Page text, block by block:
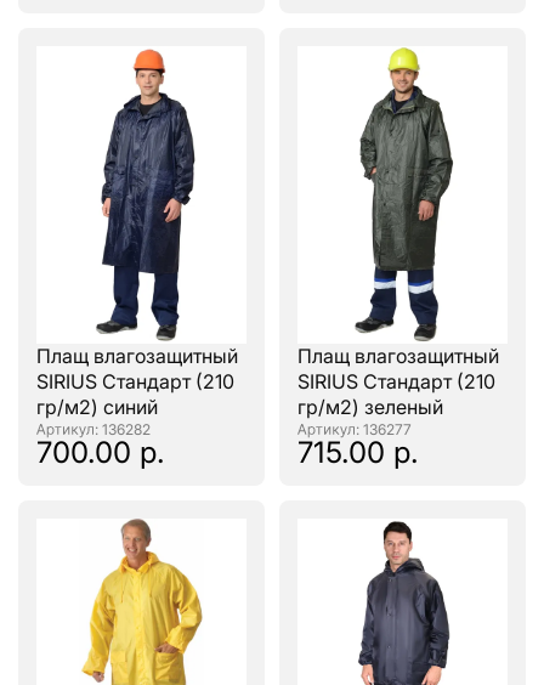
Плащ влагозащитный
SIRIUS Стандарт (210
гр/м2) синий
: 136282
700.00 р.
Плащ влагозащитный
SIRIUS Стандарт (210
гр/м2) зеленый
: 136277
715.00 р.